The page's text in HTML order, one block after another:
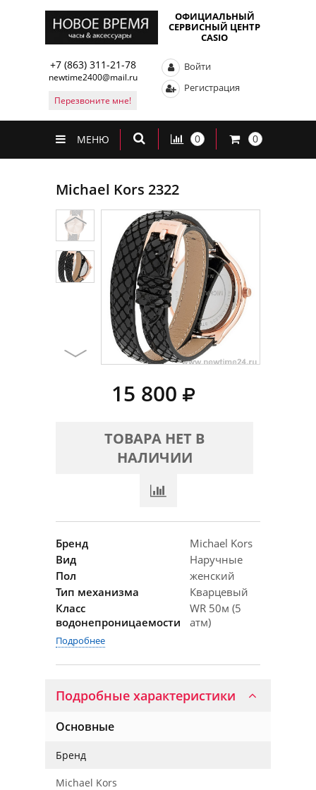
ОФИЦИАЛЬНЫЙ
СЕРВИСНЫЙ ЦЕНТР
CASIO
+7 (863) 311-21-78
newtime2400@mail.ru
Перезвоните мне!
Войти
Регистрация
МЕНЮ 0 0
Michael Kors 2322
15 800
ТОВАРА НЕТ В
НАЛИЧИИ
Бренд
Michael Kors
Вид
Наручные
Пол
женский
Тип механизма
Кварцевый
Класс
водонепроницаемости
WR 50м (5
атм)
Подробнее
Подробные характеристики
Основные
Бренд
Michael Kors